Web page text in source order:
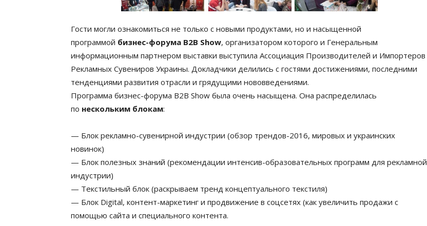
Гости могли ознакомиться не только с новыми продуктами, но и насыщенной
программой бизнес-форума B2B Show, организатором которого и Генеральным
информационным партнером выставки выступила Ассоциация Производителей и Импортеров
Рекламных Сувениров Украины. Докладчики делились с гостями достижениями, последними
тенденциями развития отрасли и грядущими нововведениями.
Программа бизнес-форума B2B Show была очень насыщена. Она распределилась
по нескольким блокам:
— Блок рекламно-сувенирной индустрии (обзор трендов-2016, мировых и украинских
новинок)
— Блок полезных знаний (рекомендации интенсив-образовательных программ для рекламной
индустрии)
— Текстильный блок (раскрываем тренд концептуального текстиля)
— Блок Digital, контент-маркетинг и продвижение в соцсетях (как увеличить продажи с
помощью сайта и специального контента.